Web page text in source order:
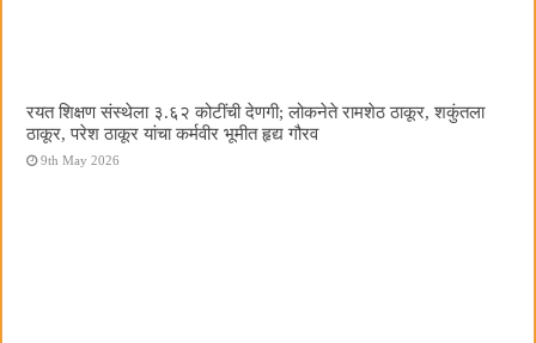
रयत शिक्षण संस्थेला ३.६२ कोटींची देणगी; लोकनेते रामशेठ ठाकूर, शकुंतला
ठाकूर, परेश ठाकूर यांचा कर्मवीर भूमीत हृद्य गौरव
9th May 2026